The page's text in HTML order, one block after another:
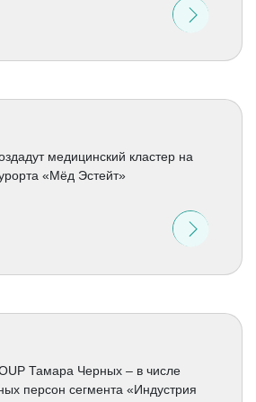
медицинский кластер на
«Мёд Эстейт»
Тамара Черных – в числе
персон сегмента «Индустрия